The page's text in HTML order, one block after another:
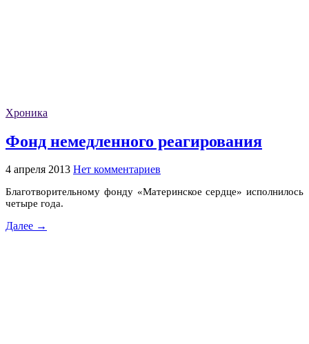
Хроника
Фонд немедленного реагирования
4 апреля 2013 Нет комментариев
Благотворительному фонду «Материнское сердце» исполнилось
четыре года.
Далее →